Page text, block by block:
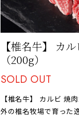
【椎名牛】 カ
（200g）
SOLD OUT
【椎名牛】 カルビ 焼
外の椎名牧場で育った